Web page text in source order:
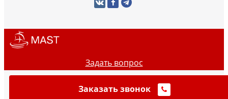
Задать вопрос
Заказать звонок